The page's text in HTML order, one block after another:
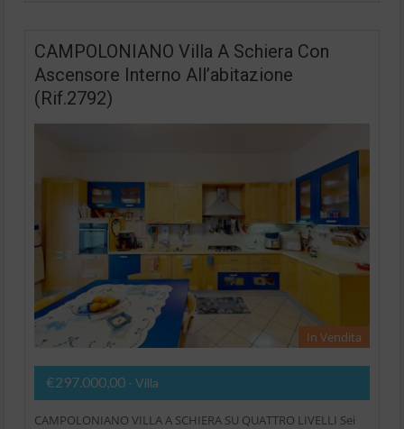
CAMPOLONIANO Villa A Schiera Con
Ascensore Interno All’abitazione
(Rif.2792)
In Vendita
€297.000,00 - Villa
CAMPOLONIANO VILLA A SCHIERA SU QUATTRO LIVELLI Sei